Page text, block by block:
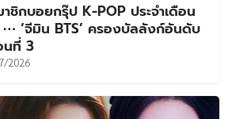
ชิกบอยกรุ๊ป K-POP ประจำเดือน
‘จีมิน BTS’ ครองบัลลังก์อันดับ
นที่ 3
2026